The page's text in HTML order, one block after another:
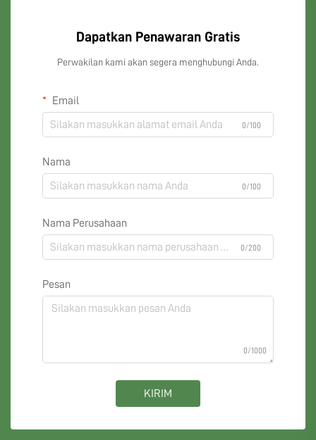
Dapatkan Penawaran Gratis
Perwakilan kami akan segera menghubungi Anda.
Email
0/100
Nama
0/100
Nama Perusahaan
0/200
Pesan
0/1000
KIRIM